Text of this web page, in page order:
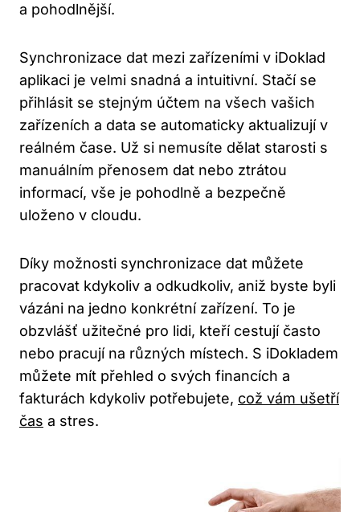
a pohodlnější.
Synchronizace dat mezi zařízeními v iDoklad
aplikaci je velmi snadná a intuitivní. Stačí se
přihlásit se stejným účtem na všech vašich
zařízeních a data se automaticky aktualizují v
reálném čase. Už si nemusíte dělat starosti s
manuálním přenosem dat nebo ztrátou
informací, vše je pohodlně a bezpečně
uloženo v cloudu.
Díky možnosti synchronizace dat můžete
pracovat kdykoliv a odkudkoliv, aniž byste byli
vázáni na jedno konkrétní zařízení. To je
obzvlášť užitečné pro lidi, kteří cestují často
nebo pracují na různých místech. S iDokladem
můžete mít přehled o svých financích a
fakturách kdykoliv potřebujete, což vám ušetří
čas a stres.